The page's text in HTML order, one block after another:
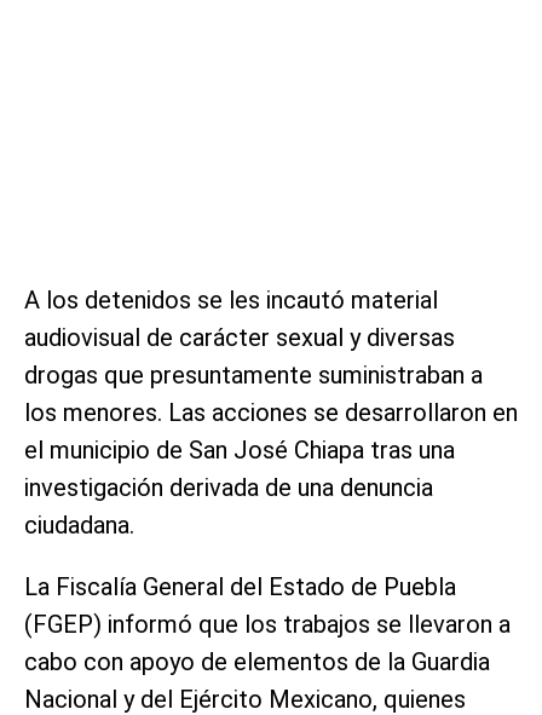
A los detenidos se les incautó material
audiovisual de carácter sexual y diversas
drogas que presuntamente suministraban a
los menores. Las acciones se desarrollaron en
el municipio de San José Chiapa tras una
investigación derivada de una denuncia
ciudadana.
La Fiscalía General del Estado de Puebla
(FGEP) informó que los trabajos se llevaron a
cabo con apoyo de elementos de la Guardia
Nacional y del Ejército Mexicano, quienes